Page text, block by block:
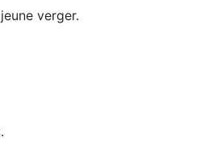
verger.